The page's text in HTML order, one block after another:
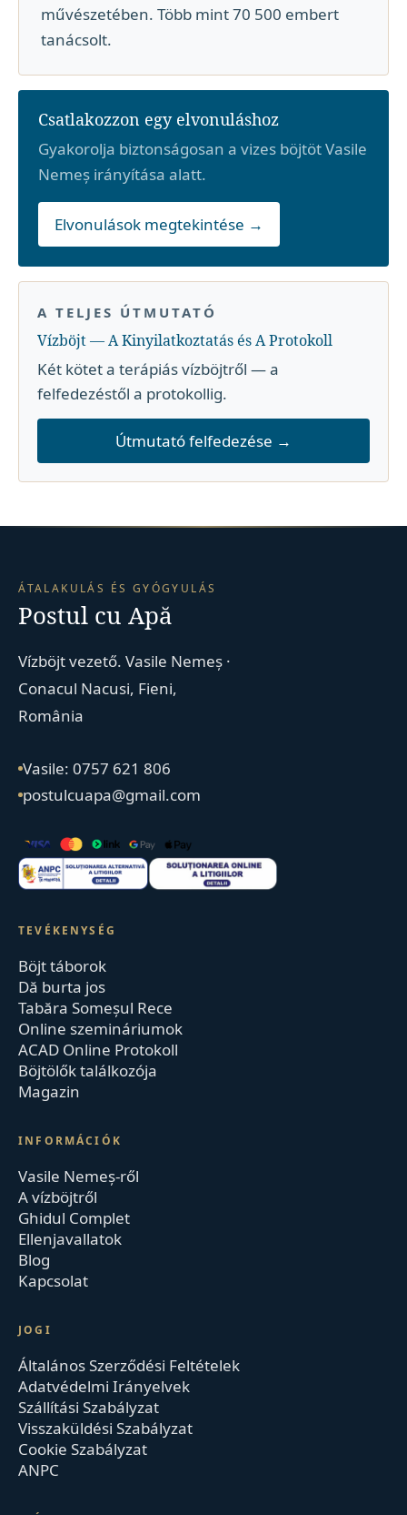
művészetében. Több mint 70 500 embert
tanácsolt.
Csatlakozzon egy elvonuláshoz
Gyakorolja biztonságosan a vizes böjtöt Vasile
Nemeș irányítása alatt.
Elvonulások megtekintése →
A TELJES ÚTMUTATÓ
Vízböjt — A Kinyilatkoztatás és A Protokoll
Két kötet a terápiás vízböjtről — a
felfedezéstől a protokollig.
Útmutató felfedezése →
ÁTALAKULÁS ÉS GYÓGYULÁS
Postul cu Apă
Vízböjt vezető. Vasile Nemeș ·
Conacul Nacusi, Fieni,
România
Vasile: 0757 621 806
postulcuapa@gmail.com
TEVÉKENYSÉG
Böjt táborok
Dă burta jos
Tabăra Someșul Rece
Online szemináriumok
ACAD Online Protokoll
Böjtölők találkozója
Magazin
INFORMÁCIÓK
Vasile Nemeș-ről
A vízböjtről
Ghidul Complet
Ellenjavallatok
Blog
Kapcsolat
JOGI
Általános Szerződési Feltételek
Adatvédelmi Irányelvek
Szállítási Szabályzat
Visszaküldési Szabályzat
Cookie Szabályzat
ANPC